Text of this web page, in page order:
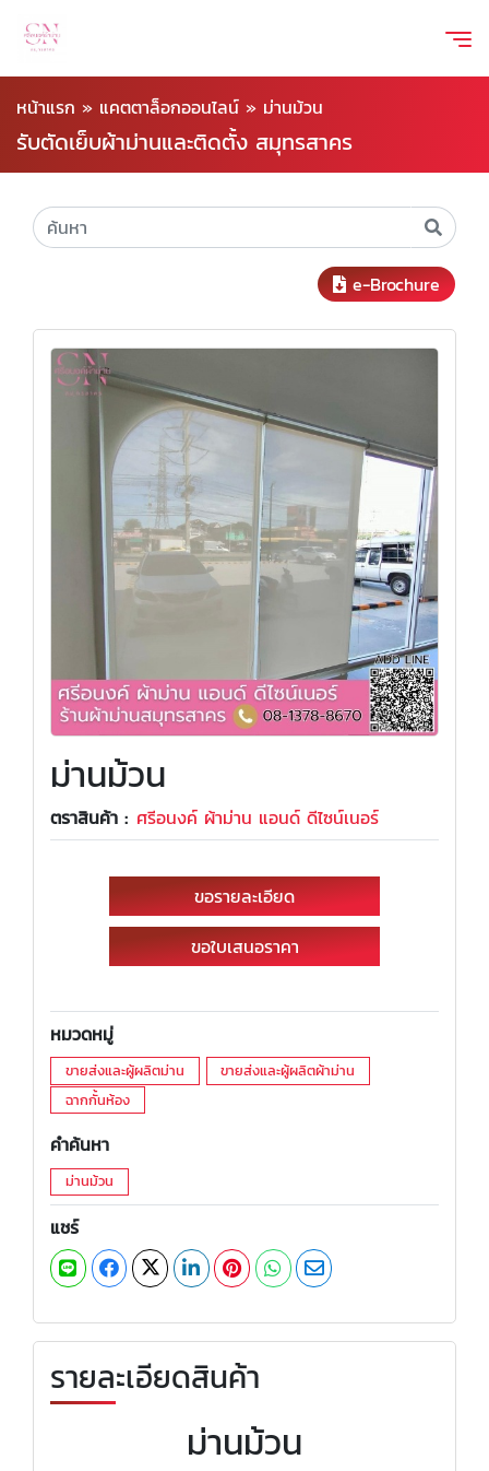
หน้าแรก » แคตตาล็อกออนไลน์ » ม่านม้วน
รับตัดเย็บผ้าม่านและติดตั้ง สมุทรสาคร
e-Brochure
ม่านม้วน
ตราสินค้า : ศรีอนงค์ ผ้าม่าน แอนด์ ดีไซน์เนอร์
ขอรายละเอียด
ขอใบเสนอราคา
หมวดหมู่
ขายส่งและผู้ผลิตม่าน
ขายส่งและผู้ผลิตผ้าม่าน
ฉากกั้นห้อง
คำค้นหา
ม่านม้วน
แชร์
รายละเอียดสินค้า
ม่านม้วน